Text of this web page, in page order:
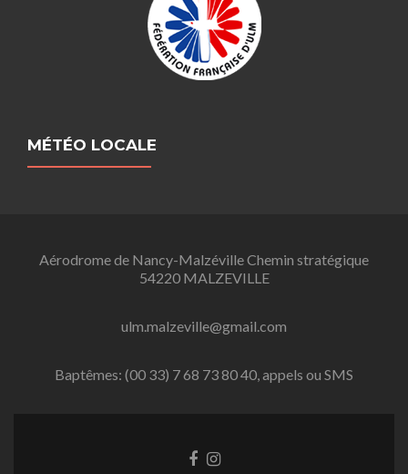
MÉTÉO LOCALE
Aérodrome de Nancy-Malzéville Chemin stratégique
54220 MALZEVILLE
ulm.malzeville@gmail.com
Baptêmes: (00 33) 7 68 73 80 40, appels ou SMS
L L